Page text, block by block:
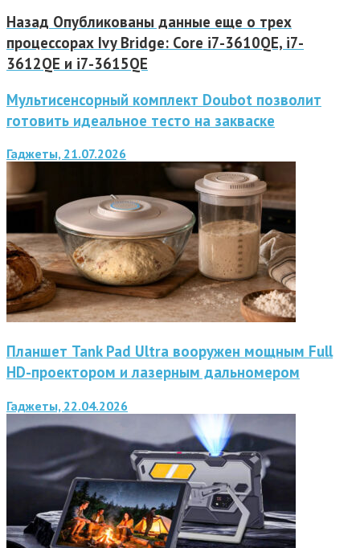
Назад Опубликованы данные еще о трех
процессорах Ivy Bridge: Core i7-3610QE, i7-
3612QE и i7-3615QE
Мультисенсорный комплект Doubot позволит
готовить идеальное тесто на закваске
Гаджеты, 21.07.2026
Планшет Tank Pad Ultra вооружен мощным Full
HD-проектором и лазерным дальномером
Гаджеты, 22.04.2026